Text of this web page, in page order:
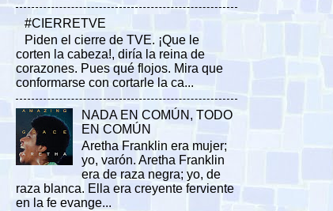
#CIERRETVE
Piden el cierre de TVE. ¡Que le
corten la cabeza!, diría la reina de
corazones. Pues qué flojos. Mira que
conformarse con cortarle la ca...
NADA EN COMÚN, TODO
EN COMÚN
Aretha Franklin era mujer;
yo, varón. Aretha Franklin
era de raza negra; yo, de
raza blanca. Ella era creyente ferviente
en la fe evange...